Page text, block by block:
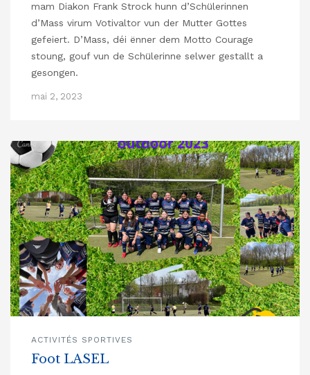
mam Diakon Frank Strock hunn d’Schülerinnen
d’Mass virum Votivaltor vun der Mutter Gottes
gefeiert. D’Mass, déi ënner dem Motto Courage
stoung, gouf vun de Schülerinne selwer gestallt a
gesongen.
mai 2, 2023
ACTIVITÉS SPORTIVES
Foot LASEL